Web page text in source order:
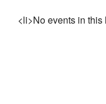
<li>No events in this